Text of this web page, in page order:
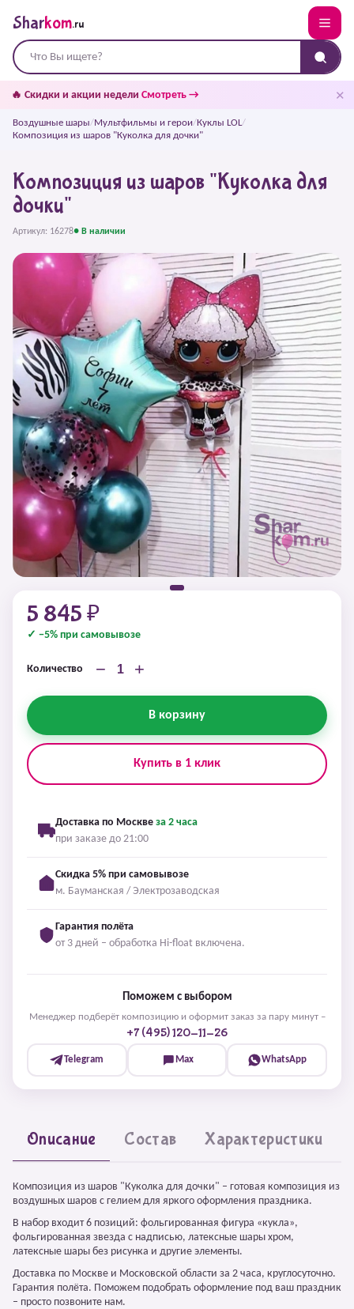
Sharkom.ru
🔥 Скидки и акции недели Смотреть → ✕
Воздушные шары/Мультфильмы и герои/Куклы LOL/
Композиция из шаров "Куколка для дочки"
Композиция из шаров "Куколка для
дочки"
Артикул: 16278● В наличии
5 845 ₽
✓ −5% при самовывозе
Количество − +
В корзину
Купить в 1 клик
Доставка по Москве за 2 часа
при заказе до 21:00
Скидка 5% при самовывозе
м. Бауманская / Электрозаводская
Гарантия полёта
от 3 дней – обработка Hi-float включена.
Поможем с выбором
Менеджер подберёт композицию и оформит заказ за пару минут –
+7 (495) 120-11-26
Telegram Max WhatsApp
Описание Состав Характеристики
Композиция из шаров "Куколка для дочки" – готовая композиция из
воздушных шаров с гелием для яркого оформления праздника.
В набор входит 6 позиций: фольгированная фигура «кукла»,
фольгированная звезда с надписью, латексные шары хром,
латексные шары без рисунка и другие элементы.
Доставка по Москве и Московской области за 2 часа, круглосуточно.
Гарантия полёта. Поможем подобрать оформление под ваш праздник
– просто позвоните нам.